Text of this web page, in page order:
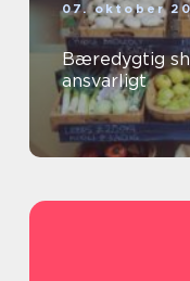
07. oktober
Bæredygtig
ansvarligt